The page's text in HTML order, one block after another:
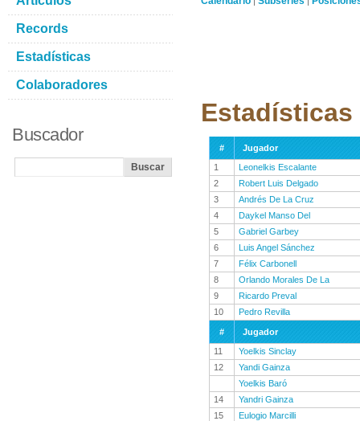
#
Jugador
1
Leonelkis Escalante
2
Robert Luis Delgado
3
Andrés De La Cruz
4
Daykel Manso Del
5
Gabriel Garbey
6
Luis Angel Sánchez
7
Félix Carbonell
8
Orlando Morales De La
9
Ricardo Preval
10
Pedro Revilla
#
Jugador
11
Yoelkis Sinclay
12
Yandi Gainza
Yoelkis Baró
14
Yandri Gainza
15
Eulogio Marcilli
Records
Estadísticas
Colaboradores
Buscador